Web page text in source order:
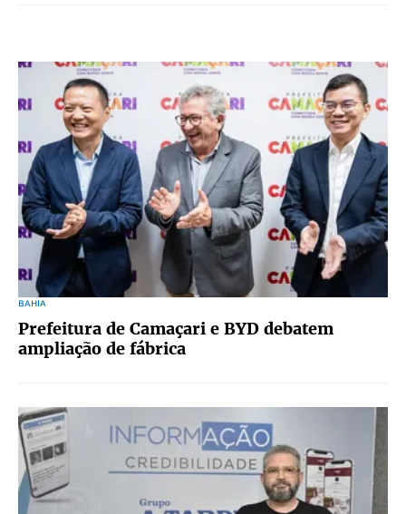
BAHIA
Prefeitura de Camaçari e BYD debatem
ampliação de fábrica